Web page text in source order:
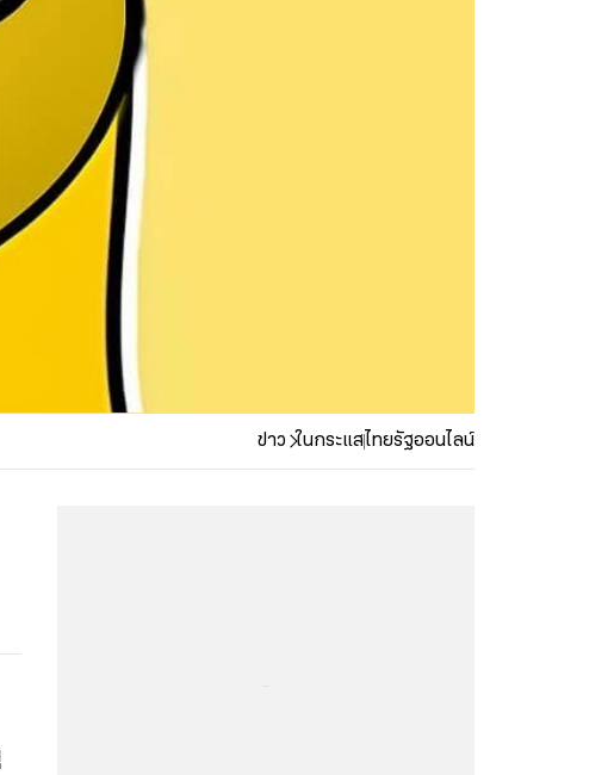
ข่าว ในกระแสไทยรัฐออนไลน์